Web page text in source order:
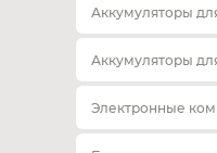
Аккумуляторы
Аккумуляторы
Электронные